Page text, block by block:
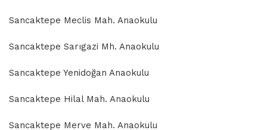
Sancaktepe Meclis Mah. Anaokulu
Sancaktepe Sarıgazi Mh. Anaokulu
Sancaktepe Yenidoğan Anaokulu
Sancaktepe Hilal Mah. Anaokulu
Sancaktepe Merve Mah. Anaokulu